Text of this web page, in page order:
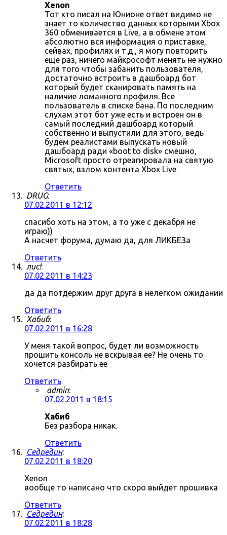
Xenon
Тот кто писал на Юнионе ответ видимо не
знает то количество данных которыми Xbox
360 обменивается в Live, а в обмене этом
абсолютно вся информация о приставке,
сейвах, профилях и т.д., я могу повторить
еще раз, ничего майкрософт менять не нужно
для того чтобы забанить пользователя,
достаточно встроить в дашбоард бот
который будет сканировать память на
наличие ломанного профиля. Все
пользователь в списке бана. По последним
слухам этот бот уже есть и встроен он в
самый последний дашбоард который
собственно и выпустили для этого, ведь
будем реалистами выпускать новый
дашбоард ради «boot to disk» смешно,
Microsoft просто отреагировала на святую
святых, взлом контента Xbox Live
Ответить
DRUG:
07.02.2011 в 12:12
спасибо хоть на этом, а то уже с декабря не
играю))
А насчет форума, думаю да, для ЛИКБЕЗа
Ответить
лис!:
07.02.2011 в 14:23
да да потдержим друг друга в нелёгком ожидании
Ответить
Хабиб:
07.02.2011 в 16:28
У меня такой вопрос, будет ли возможность
прошить консоль не вскрывая ее? Не очень то
хочется разбирать ее
Ответить
admin:
07.02.2011 в 18:15
Хабиб
Без разбора никак.
Ответить
Седредин:
07.02.2011 в 18:20
Xenon
вообще то написано что скоро выйдет прошивка
Ответить
Седредин:
07.02.2011 в 18:28